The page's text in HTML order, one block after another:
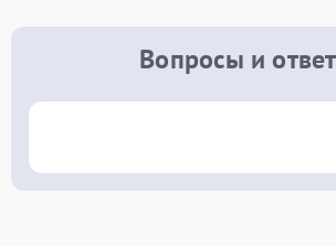
Вопросы и